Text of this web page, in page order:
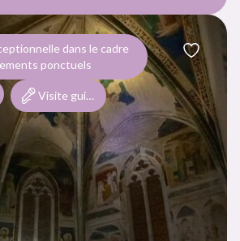
dans le cadre
ponctuels
SoiréeVisite guidée et/ou commentée